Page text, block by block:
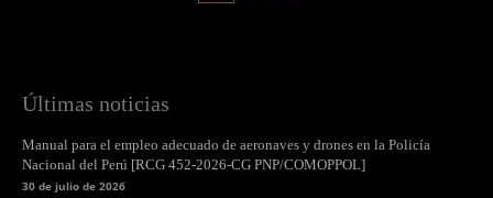
Últimas noticias
Manual para el empleo adecuado de aeronaves y drones en la Policía
Nacional del Perú [RCG 452-2026-CG PNP/COMOPPOL]
30 de julio de 2026